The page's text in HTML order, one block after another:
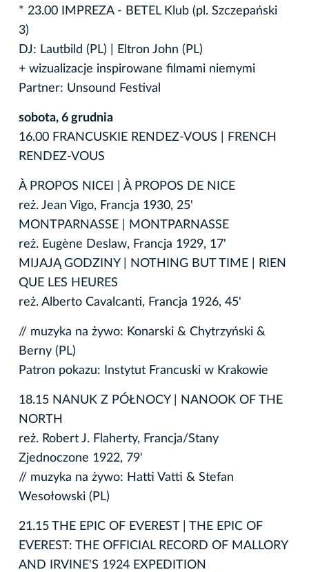
* 23.00 IMPREZA - BETEL Klub (pl. Szczepański
3)
DJ: Lautbild (PL) | Eltron John (PL)
+ wizualizacje inspirowane filmami niemymi
Partner: Unsound Festival
sobota, 6 grudnia
16.00 FRANCUSKIE RENDEZ-VOUS | FRENCH
RENDEZ-VOUS
À PROPOS NICEI | À PROPOS DE NICE
reż. Jean Vigo, Francja 1930, 25'
MONTPARNASSE | MONTPARNASSE
reż. Eugène Deslaw, Francja 1929, 17'
MIJAJĄ GODZINY | NOTHING BUT TIME | RIEN
QUE LES HEURES
reż. Alberto Cavalcanti, Francja 1926, 45'
// muzyka na żywo: Konarski & Chytrzyński &
Berny (PL)
Patron pokazu: Instytut Francuski w Krakowie
18.15 NANUK Z PÓŁNOCY | NANOOK OF THE
NORTH
reż. Robert J. Flaherty, Francja/Stany
Zjednoczone 1922, 79'
// muzyka na żywo: Hatti Vatti & Stefan
Wesołowski (PL)
21.15 THE EPIC OF EVEREST | THE EPIC OF
EVEREST: THE OFFICIAL RECORD OF MALLORY
AND IRVINE'S 1924 EXPEDITION